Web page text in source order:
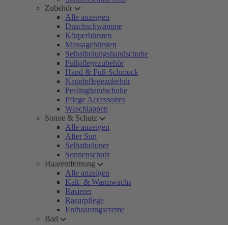
Zubehör
Alle anzeigen
Duschschwämme
Körperbürsten
Massagebürsten
Selbstbräungshandschuhe
Fußpflegezubehör
Hand & Fuß-Schmuck
Nagelpflegezubehör
Peelinghandschuhe
Pflege Accessoires
Waschlappen
Sonne & Schutz
Alle anzeigen
After Sun
Selbstbräuner
Sonnenschutz
Haarentfernung
Alle anzeigen
Kalt- & Warmwachs
Rasierer
Rasurpflege
Enthaarungscreme
Bad